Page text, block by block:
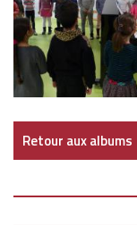
Retour aux albums